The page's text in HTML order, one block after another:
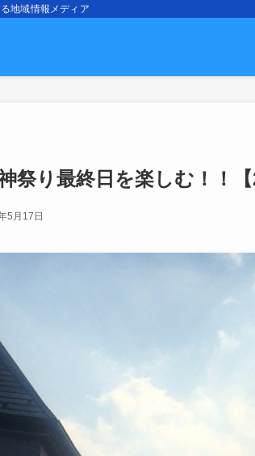
地域情報メディア
神祭り最終日を楽しむ！！
5月17日